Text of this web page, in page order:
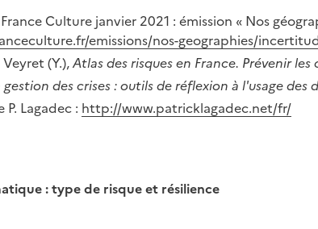
Culture janvier 2021 : émission « Nos
emissions/nos-geographies/
(Y.),Atlas des risques en France. Prévenir
gestion des crises : outils de réflexion à l'usage des
Lagadec : http://www.patricklagadec.net/fr/
: type de risque et résilience